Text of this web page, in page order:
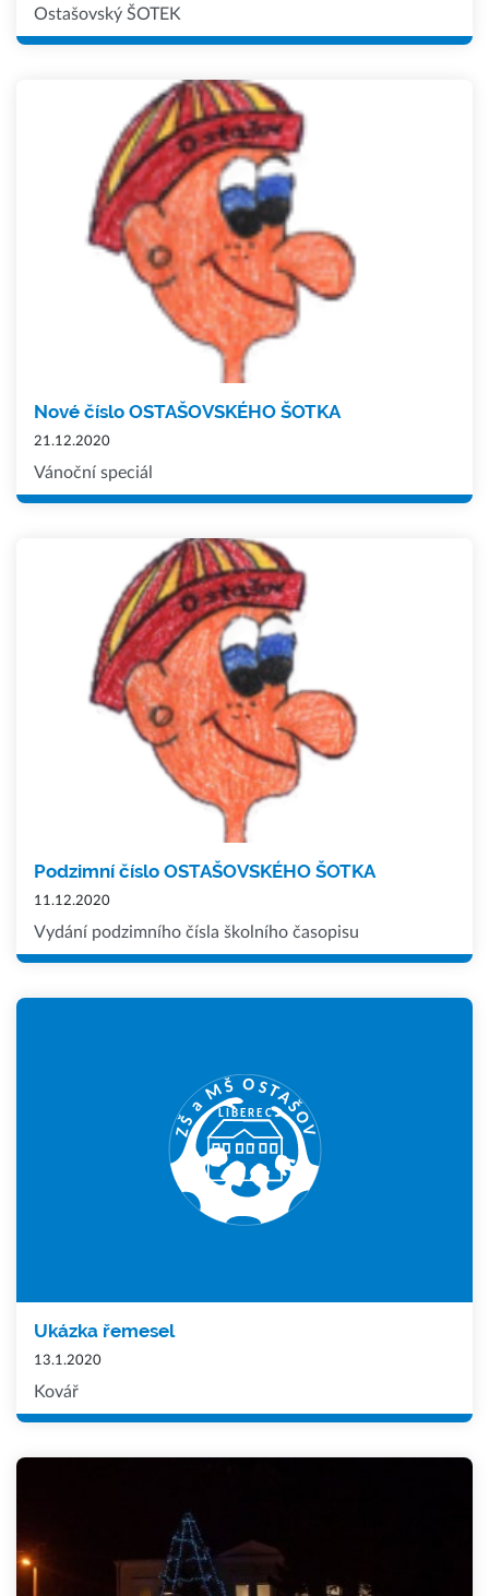
Ostašovský ŠOTEK
Nové číslo OSTAŠOVSKÉHO ŠOTKA
21.12.2020
Vánoční speciál
Podzimní číslo OSTAŠOVSKÉHO ŠOTKA
11.12.2020
Vydání podzimního čísla školního časopisu
Ukázka řemesel
13.1.2020
Kovář